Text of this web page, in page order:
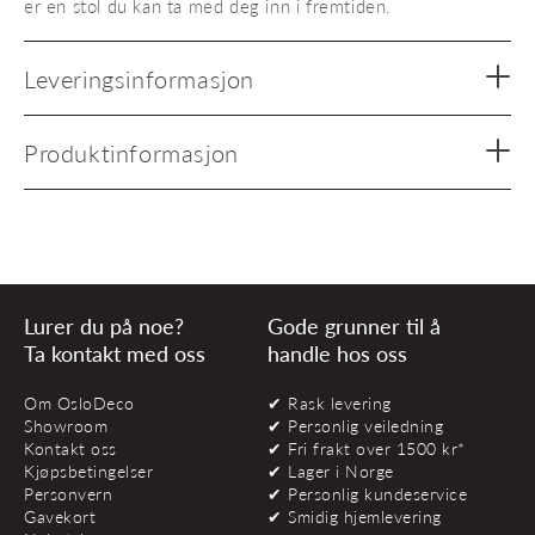
er en stol du kan ta med deg inn i fremtiden.
Leveringsinformasjon
Produktinformasjon
Lurer du på noe?
Ta kontakt med oss
Om OsloDeco
Showroom
Kontakt oss
Kjøpsbetingelser
Personvern
Gavekort
Gode grunner til å
handle hos oss
✔ Rask levering
✔ Personlig veiledning
✔ Fri frakt over 1500 kr*
✔ Lager i Norge
✔ Personlig kundeservice
✔ Smidig hjemlevering